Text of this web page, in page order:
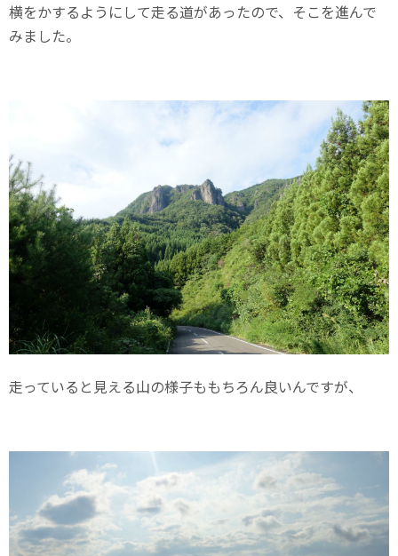
横をかするようにして走る道があったので、そこを進んで
みました。
走っていると見える山の様子ももちろん良いんですが、